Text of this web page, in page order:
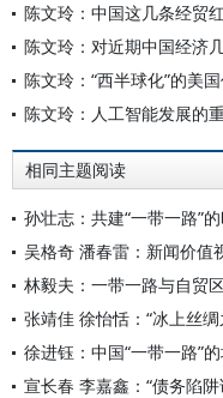
陈文玲：中国这几条经贸
陈文玲：对近期中国经济
陈文玲：“西半球化”的美
陈文玲：人工智能发展的
相同主题阅读
孙壮志：共建“一带一路”
林毅夫：一带一路与自贸
张靖佳 徐怡恬：“冰上丝